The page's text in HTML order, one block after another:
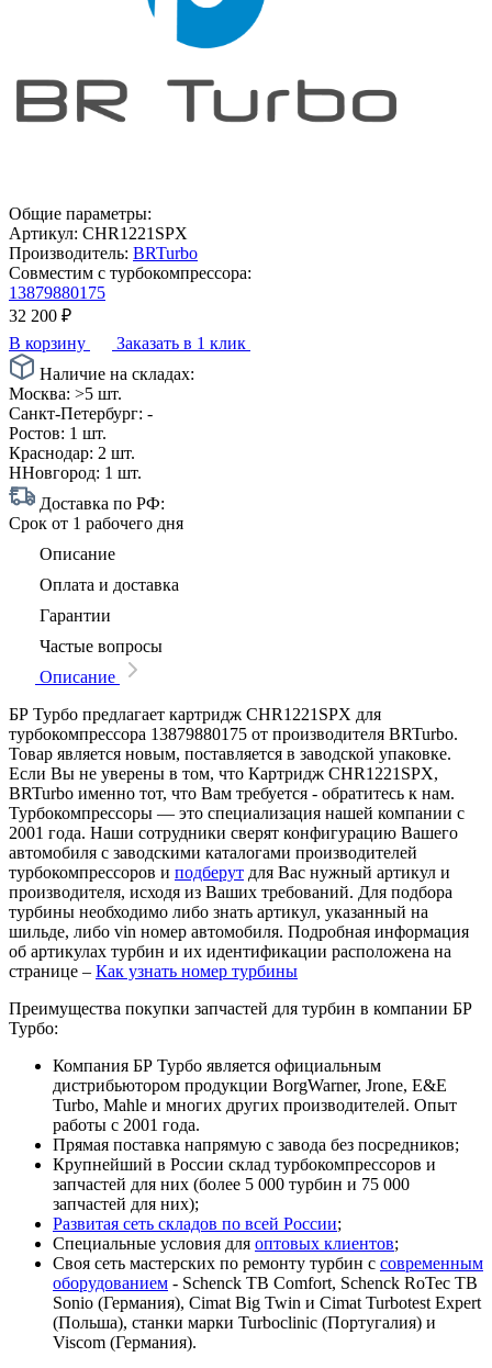
Общие параметры:
Артикул: CHR1221SPX
Производитель: BRTurbo
Совместим с турбокомпрессора:
13879880175
32 200 ₽
В корзину
Заказать в 1 клик
Наличие на складах:
Москва: >5 шт.
Санкт-Петербург: -
Ростов: 1 шт.
Краснодар: 2 шт.
ННовгород: 1 шт.
Доставка по РФ:
Срок от 1 рабочего дня
Описание
Оплата и доставка
Гарантии
Частые вопросы
Описание
БР Турбо предлагает картридж CHR1221SPX для
турбокомпрессора 13879880175 от производителя BRTurbo.
Товар является новым, поставляется в заводской упаковке.
Если Вы не уверены в том, что Картридж CHR1221SPX,
BRTurbo именно тот, что Вам требуется - обратитесь к нам.
Турбокомпрессоры — это специализация нашей компании с
2001 года. Наши сотрудники сверят конфигурацию Вашего
автомобиля с заводскими каталогами производителей
турбокомпрессоров и подберут для Вас нужный артикул и
производителя, исходя из Ваших требований. Для подбора
турбины необходимо либо знать артикул, указанный на
шильде, либо vin номер автомобиля. Подробная информация
об артикулах турбин и их идентификации расположена на
странице – Как узнать номер турбины
Преимущества покупки запчастей для турбин в компании БР
Турбо:
Компания БР Турбо является официальным
дистрибьютором продукции BorgWarner, Jrone, E&E
Turbo, Mahle и многих других производителей. Опыт
работы с 2001 года.
Прямая поставка напрямую с завода без посредников;
Крупнейший в России склад турбокомпрессоров и
запчастей для них (более 5 000 турбин и 75 000
запчастей для них);
Развитая сеть складов по всей России;
Специальные условия для оптовых клиентов;
Своя сеть мастерских по ремонту турбин с современным
оборудованием - Schenck TB Comfort, Schenck RoTec TB
Sonio (Германия), Cimat Big Twin и Cimat Turbotest Expert
(Польша), станки марки Turboclinic (Португалия) и
Viscom (Германия).